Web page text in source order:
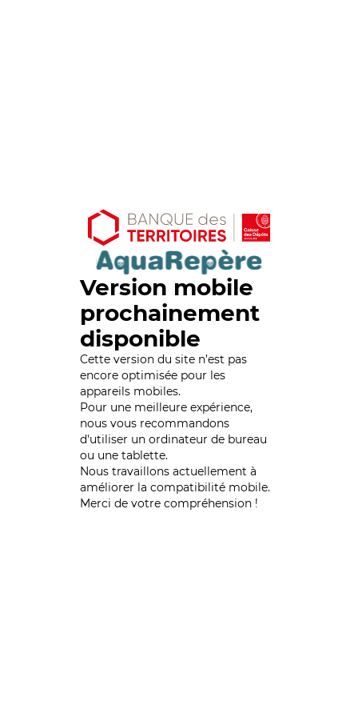
Version mobile
prochainement
disponible
Cette version du site n’est pas
encore optimisée pour les
appareils mobiles.
Pour une meilleure expérience,
nous vous recommandons
d'utiliser un ordinateur de bureau
ou une tablette.
Nous travaillons actuellement à
améliorer la compatibilité mobile.
Merci de votre compréhension !